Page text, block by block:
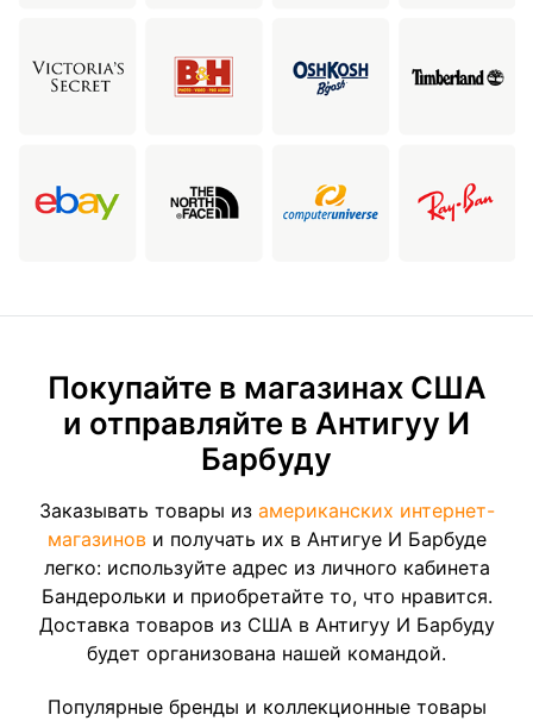
Покупайте в магазинах США
и отправляйте в Антигуу И
Барбуду
Заказывать товары из американских интернет-
магазинови получать их в Антигуе И Барбуде
легко: используйте адрес из личного кабинета
Бандерольки и приобретайте то, что нравится.
Доставка товаров из США в Антигуу И Барбуду
будет организована нашей командой.
Популярные бренды и коллекционные товары